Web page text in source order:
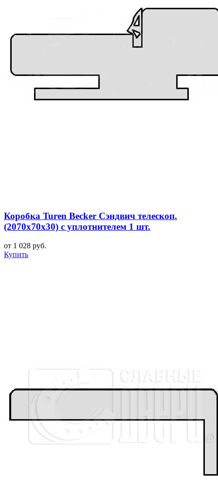
Коробка Turen Becker Сэндвич телескоп.
(2070x70x30) с уплотнителем 1 шт.
от 1 028 руб.
Купить